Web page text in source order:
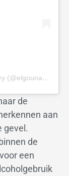
Een bericht gedeeld door El Gouna Directory (@elgouna.directory)
de
aan
gevel.
de
een